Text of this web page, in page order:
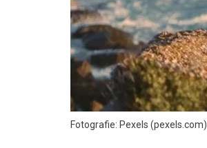
Fotografie: Pexels (pexels.com)